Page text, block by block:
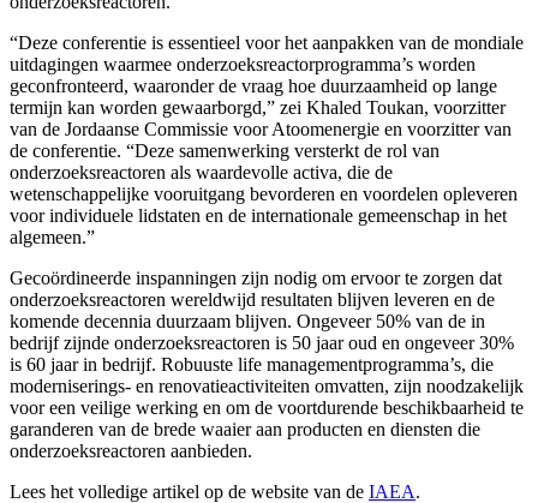
“Deze conferentie is essentieel voor het aanpakken van de mondiale
uitdagingen waarmee onderzoeksreactorprogramma’s worden
geconfronteerd, waaronder de vraag hoe duurzaamheid op lange
termijn kan worden gewaarborgd,” zei Khaled Toukan, voorzitter
van de Jordaanse Commissie voor Atoomenergie en voorzitter van
de conferentie. “Deze samenwerking versterkt de rol van
onderzoeksreactoren als waardevolle activa, die de
wetenschappelijke vooruitgang bevorderen en voordelen opleveren
voor individuele lidstaten en de internationale gemeenschap in het
algemeen.”
Gecoördineerde inspanningen zijn nodig om ervoor te zorgen dat
onderzoeksreactoren wereldwijd resultaten blijven leveren en de
komende decennia duurzaam blijven. Ongeveer 50% van de in
bedrijf zijnde onderzoeksreactoren is 50 jaar oud en ongeveer 30%
is 60 jaar in bedrijf. Robuuste life managementprogramma’s, die
moderniserings- en renovatieactiviteiten omvatten, zijn noodzakelijk
voor een veilige werking en om de voortdurende beschikbaarheid te
garanderen van de brede waaier aan producten en diensten die
onderzoeksreactoren aanbieden.
Lees het volledige artikel op de website van de IAEA.